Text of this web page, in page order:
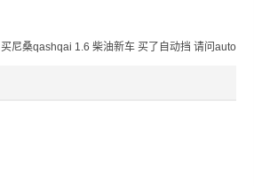
买尼桑qashqai 1.6 柴油新车 买了自动挡 请问auto